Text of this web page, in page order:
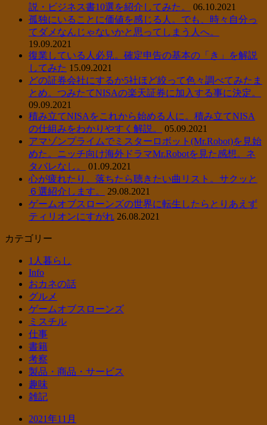
説・ビジネス書10選を紹介してみた。
06.10.2021
孤独にいることに価値を感じる人。でも、時々自分っ
てダメなんじゃないかと思ってしまう人へ。
19.09.2021
復業している人必見。確定申告の基本の「き」を解説
してみた 15.09.2021
どの証券会社にするか5社ほど絞って色々調べてみたま
とめ。つみたてNISAの楽天証券に加入する事に決定。
09.09.2021
積み立てNISAをこれから始める人に。積み立てNISA
の仕組みをわかりやすく解説。
05.09.2021
アマゾンプライムでミスターロボット(Mr.Robot)を見始
めた。ニッチ向け海外ドラマMr.Robotを見た感想。ネ
タバレなし。
01.09.2021
心が疲れたり、落ちたら聴きたい曲リスト。サクッと
６選紹介します。
29.08.2021
ゲームオブスローンズの世界に転生したらとりあえず
ティリオンにすがれ 26.08.2021
カテゴリー
1人暮らし
Info
おカネの話
グルメ
ゲームオブスローンズ
ミスチル
仕事
書籍
考察
製品・商品・サービス
趣味
雑記
2021年11月